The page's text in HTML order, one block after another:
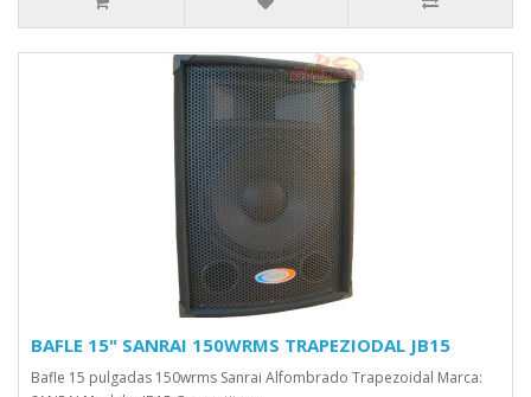
BAFLE 15" SANRAI 150WRMS TRAPEZIODAL JB15
Bafle 15 pulgadas 150wrms Sanrai Alfombrado Trapezoidal Marca: